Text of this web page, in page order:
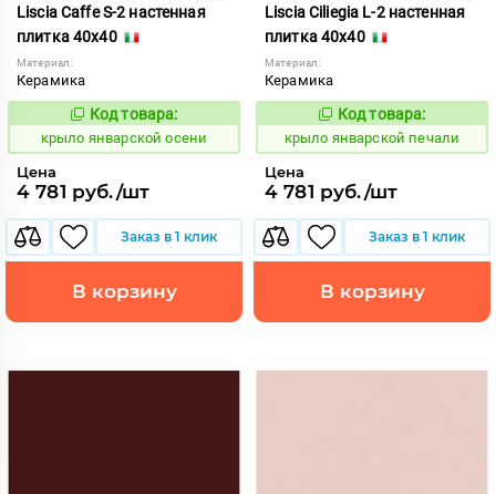
Liscia Caffe S-2 настенная
плитка 40x40
Материал:
Керамика
843440
Код товара:
крыло январской осени
Цена
4 781 руб./шт
Заказ в 1 клик
В корзину
Liscia Ciliegia L-2 настенная
плитка 40x40
Материал:
Керамика
843445
Код товара:
крыло январской печали
Цена
4 781 руб./шт
Заказ в 1 клик
В корзину